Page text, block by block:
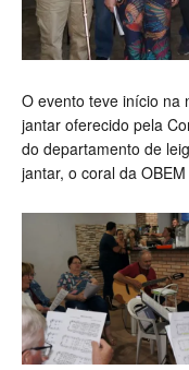
O evento teve início na
jantar oferecido pela
do departamento de
jantar, o coral da